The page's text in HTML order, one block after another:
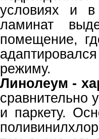
условиях и
ламинат
помещение,
режиму.
Линолеум -
сравнительно
и паркету.